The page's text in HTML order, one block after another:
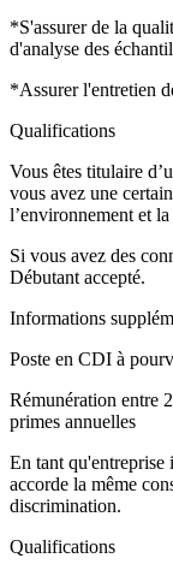
*S'assurer de la
d'analyse des
*Assurer l'entretien
Qualifications
Vous êtes titulaire
vous avez une
l’environnement et
Si vous avez des
Débutant accepté.
Informations
Poste en CDI à
Rémunération entre
primes annuelles
En tant qu'entreprise
accorde la même
discrimination.
Qualifications